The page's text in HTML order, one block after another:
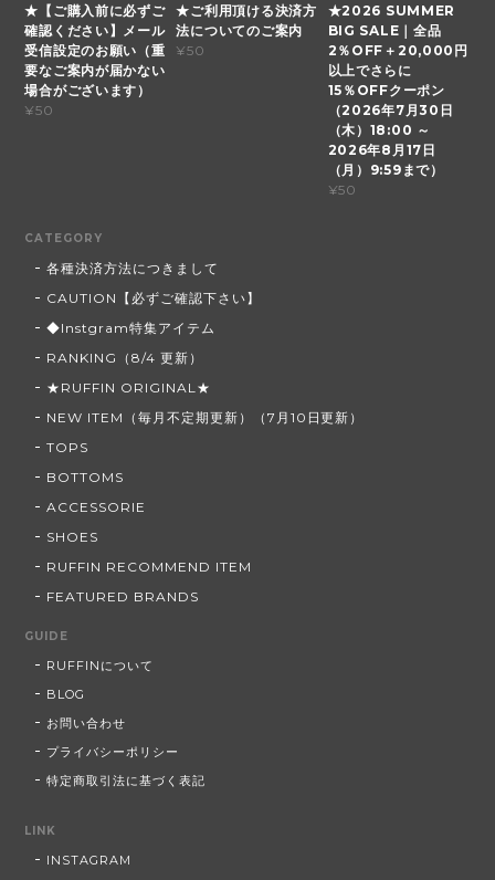
★【ご購入前に必ずご
確認ください】メール
受信設定のお願い（重
要なご案内が届かない
場合がございます）
¥50
★ご利用頂ける決済方
法についてのご案内
¥50
★2026 SUMMER
BIG SALE｜全品
2％OFF＋20,000円
以上でさらに
15％OFFクーポン
（2026年7月30日
（木）18:00 ～
2026年8月17日
（月）9:59まで）
¥50
CATEGORY
各種決済方法につきまして
CAUTION【必ずご確認下さい】
◆Instgram特集アイテム
RANKING（8/4 更新）
★RUFFIN ORIGINAL★
NEW ITEM（毎月不定期更新）（7月10日更新）
TOPS
BOTTOMS
ACCESSORIE
SHOES
RUFFIN RECOMMEND ITEM
FEATURED BRANDS
GUIDE
RUFFINについて
BLOG
お問い合わせ
プライバシーポリシー
特定商取引法に基づく表記
LINK
INSTAGRAM